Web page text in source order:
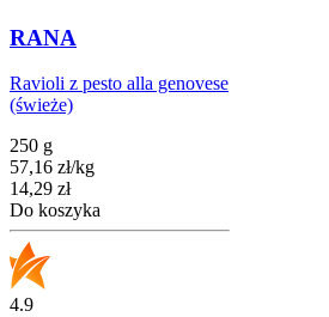
RANA
Ravioli z pesto alla genovese
(świeże)
250 g
57,16 zł/kg
Cena
14,29 zł
Do koszyka
4.9